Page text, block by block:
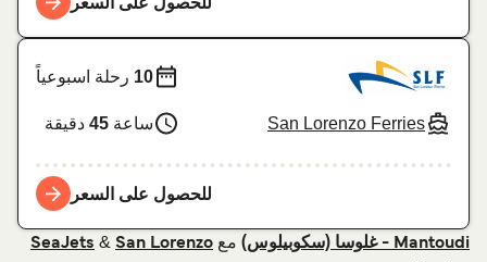
للحصول على السعر
San Lorenzo Ferries
10رحلة اسبوعياً
ساعة45دقيقة
للحصول على السعر
Mantoudi - غلوسا (سكوبيلوس) مع SeaJets &San Lorenzo